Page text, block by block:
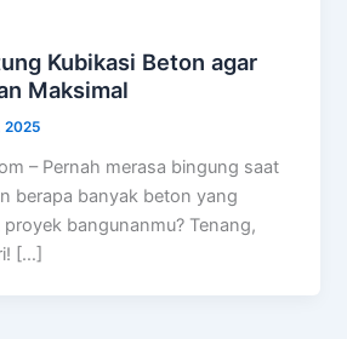
Kubikasi Beton agar
Maksimal
2025
– Pernah merasa bingung saat
berapa banyak beton yang
bangunanmu? Tenang,
[…]